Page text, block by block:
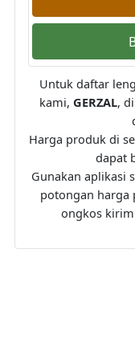
Untuk daftar
kami, GERZAL,
Harga produk di
dapat
Gunakan aplikasi
potongan harga
ongkos